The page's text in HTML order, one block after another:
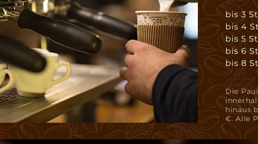
Die
hinaus
€. Alle
bis 3
bis 4
bis 5
bis 6
bis 8